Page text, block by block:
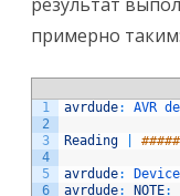
примерно таким:
1
2
3
4
5
6
avrdude: AVR
Reading
avrdude: Device
avrdude: NOTE: